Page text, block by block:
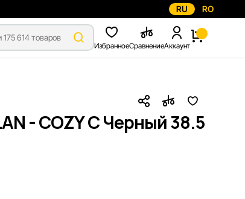
RU RO
ИзбранноеСравнениеАккаунт
- COZY C Черный 38.5